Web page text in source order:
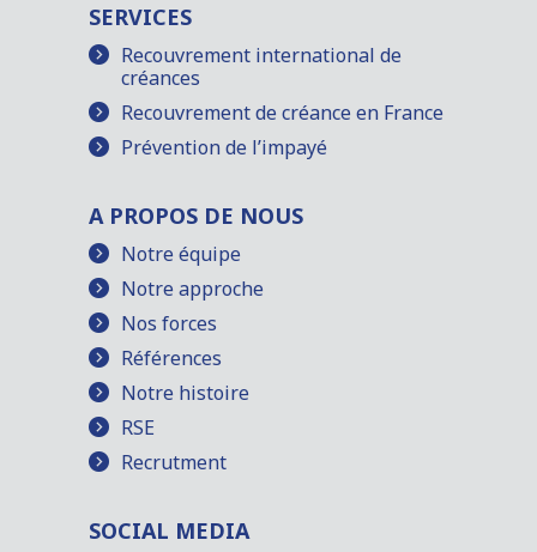
SERVICES
Recouvrement international de
créances
Recouvrement de créance en France
Prévention de l’impayé
A PROPOS DE NOUS
Notre équipe
Notre approche
Nos forces
Références
Notre histoire
RSE
Recrutment
SOCIAL MEDIA